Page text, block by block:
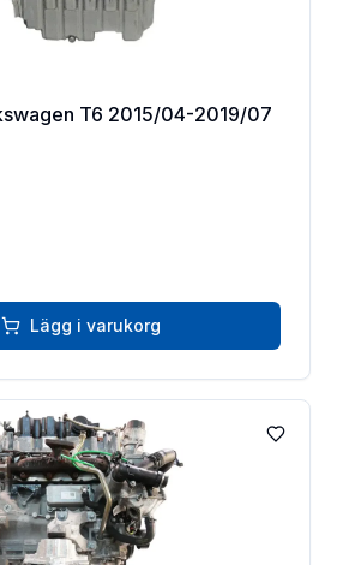
T6 2015/04-2019/07
Lägg i varukorg
Lägg till